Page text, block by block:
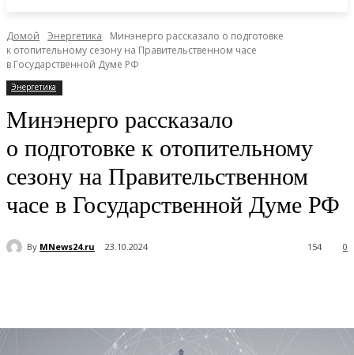
Домой Энергетика
Минэнерго рассказало о подготовке
к отопительному сезону на Правительственном часе
в Государственной Думе РФ
Энергетика
Минэнерго рассказало
о подготовке к отопительному
сезону на Правительственном
часе в Государственной Думе РФ
By MNews24.ru 23.10.2024 0
154